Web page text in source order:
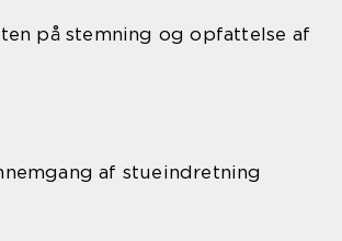
på stemning og opfattelse af
af stueindretning